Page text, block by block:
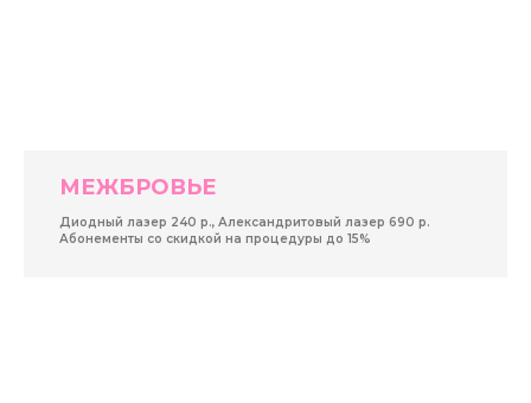
МЕЖБРОВЬЕ
Диодный лазер 240 р., Александритовый лазер 690 р.
Абонементы со скидкой на процедуры до 15%